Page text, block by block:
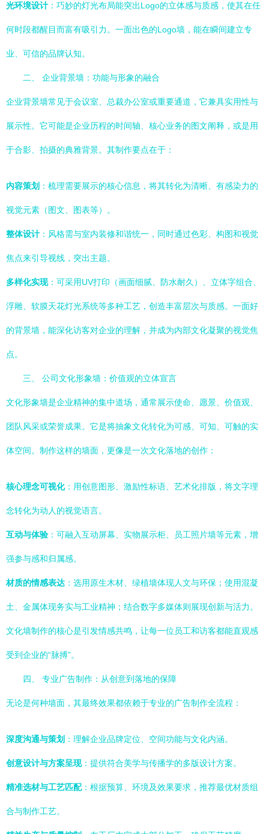
光环境设计 ：巧妙的灯光布局能突出Logo的立体感与质感，使其在任
何时段都醒目而富有吸引力。一面出色的Logo墙，能在瞬间建立专
业、可信的品牌认知。
二、 企业背景墙：功能与形象的融合
企业背景墙常见于会议室、总裁办公室或重要通道，它兼具实用性与
展示性。它可能是企业历程的时间轴、核心业务的图文阐释，或是用
于合影、拍摄的典雅背景。其制作要点在于：
内容策划 ：梳理需要展示的核心信息，将其转化为清晰、有感染力的
视觉元素（图文、图表等）。
整体设计 ：风格需与室内装修和谐统一，同时通过色彩、构图和视觉
焦点来引导视线，突出主题。
多样化实现：可采用UV打印（画面细腻、防水耐久）、立体字组合、
浮雕、软膜天花灯光系统等多种工艺，创造丰富层次与质感。一面好
的背景墙，能深化访客对企业的理解，并成为内部文化凝聚的视觉焦
点。
三、 公司文化形象墙：价值观的立体宣言
文化形象墙是企业精神的集中道场，通常展示使命、愿景、价值观、
团队风采或荣誉成果。它是将抽象文化转化为可感、可知、可触的实
体空间。制作这样的墙面，更像是一次文化落地的创作：
核心理念可视化：用创意图形、激励性标语、艺术化排版，将文字理
念转化为动人的视觉语言。
互动与体验 ：可融入互动屏幕、实物展示柜、员工照片墙等元素，增
强参与感和归属感。
材质的情感表达 ：选用原生木材、绿植墙体现人文与环保；使用混凝
土、金属体现务实与工业精神；结合数字多媒体则展现创新与活力。
文化墙制作的核心是引发情感共鸣，让每一位员工和访客都能直观感
受到企业的“脉搏”。
四、 专业广告制作：从创意到落地的保障
无论是何种墙面，其最终效果都依赖于专业的广告制作全流程：
深度沟通与策划 ：理解企业品牌定位、空间功能与文化内涵。
创意设计与方案呈现：提供符合美学与传播学的多版设计方案。
精准选材与工艺匹配：根据预算、环境及效果要求，推荐最优材质组
合与制作工艺。